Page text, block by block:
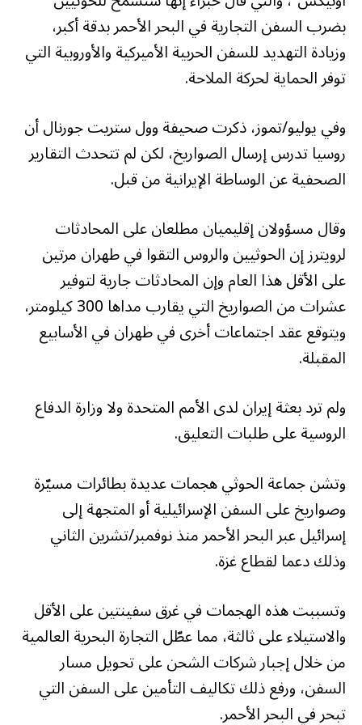
بضرب السفن التجارية في البحر الأحمر بدقة أكبر،
وزيادة التهديد للسفن الحربية الأميركية والأوروبية التي
توفر الحماية لحركة الملاحة.
وفي يوليو/تموز، ذكرت صحيفة وول ستريت جورنال أن
روسيا تدرس إرسال الصواريخ، لكن لم تتحدث التقارير
الصحفية عن الوساطة الإيرانية من قبل.
وقال مسؤولان إقليميان مطلعان على المحادثات
لرويترز إن الحوثيين والروس التقوا في طهران مرتين
على الأقل هذا العام وإن المحادثات جارية لتوفير
عشرات من الصواريخ التي يقارب مداها 300 كيلومتر،
ويتوقع عقد اجتماعات أخرى في طهران في الأسابيع
المقبلة.
ولم ترد بعثة إيران لدى الأمم المتحدة ولا وزارة الدفاع
الروسية على طلبات التعليق.
وتشن جماعة الحوثي هجمات عديدة بطائرات مسيّرة
وصواريخ على السفن الإسرائيلية أو المتجهة إلى
إسرائيل عبر البحر الأحمر منذ نوفمبر/تشرين الثاني
وذلك دعما لقطاع غزة.
وتسببت هذه الهجمات في غرق سفينتين على الأقل
والاستيلاء على ثالثة، مما عطّل التجارة البحرية العالمية
من خلال إجبار شركات الشحن على تحويل مسار
السفن، ورفع ذلك تكاليف التأمين على السفن التي
تبحر في البحر الأحمر.